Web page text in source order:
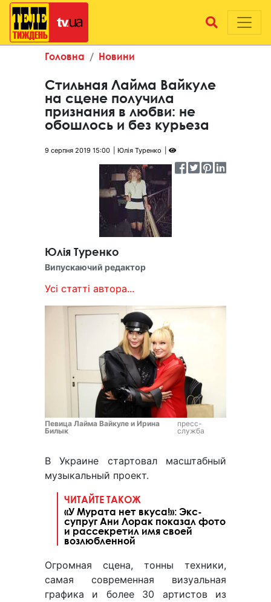
Головна Новини
Стильная Лайма Вайкуле
на сцене получила
признания в любви: не
обошлось и без курьеза
9 серпня 2019 15:00 Юлія Туренко
Юлія Туренко
Випускаючий редактор
Усі статті автора...
Певица Лайма Вайкуле и Ирина
Билык
пресс-
служба
В Украине стартовал масштабный
музыкальный проект.
ЧИТАЙТЕ ТАКОЖ
«У Мурата нет вкуса!»: Экс-
супруг Ани Лорак показал фото
и рассекретил имя своей
возлюбленной
Огромная сцена, тонны техники,
самая современная визуальная
графика и более 30 артистов из